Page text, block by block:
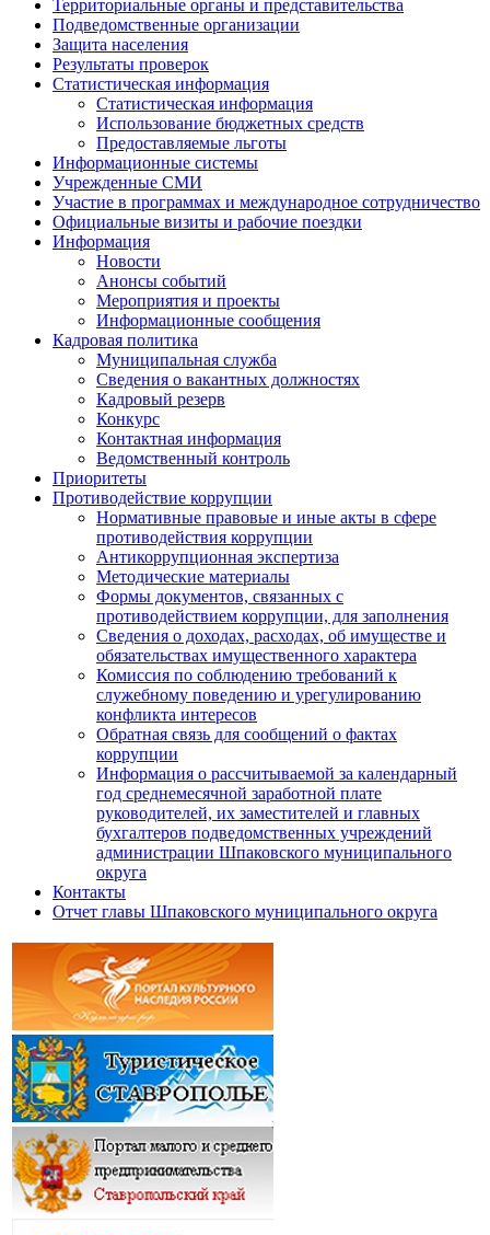
Территориальные органы и представительства
Подведомственные организации
Защита населения
Результаты проверок
Статистическая информация
Статистическая информация
Использование бюджетных средств
Предоставляемые льготы
Информационные системы
Учрежденные СМИ
Участие в программах и международное сотрудничество
Официальные визиты и рабочие поездки
Информация
Новости
Анонсы событий
Мероприятия и проекты
Информационные сообщения
Кадровая политика
Муниципальная служба
Сведения о вакантных должностях
Кадровый резерв
Конкурс
Контактная информация
Ведомственный контроль
Приоритеты
Противодействие коррупции
Нормативные правовые и иные акты в сфере
противодействия коррупции
Антикоррупционная экспертиза
Методические материалы
Формы документов, связанных с
противодействием коррупции, для заполнения
Сведения о доходах, расходах, об имуществе и
обязательствах имущественного характера
Комиссия по соблюдению требований к
служебному поведению и урегулированию
конфликта интересов
Обратная связь для сообщений о фактах
коррупции
Информация о рассчитываемой за календарный
год среднемесячной заработной плате
руководителей, их заместителей и главных
бухгалтеров подведомственных учреждений
администрации Шпаковского муниципального
округа
Контакты
Отчет главы Шпаковского муниципального округа